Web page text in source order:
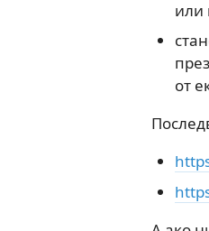
или
от